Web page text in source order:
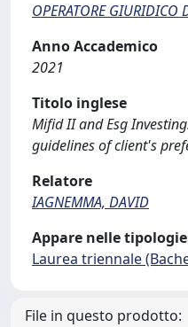
OPERATORE GIURIDICO
Anno Accademico
2021
Titolo inglese
Mifid II and Esg
guidelines of client's
Relatore
IAGNEMMA, DAVID
Appare nelle
Laurea triennale
File in questo prodotto: